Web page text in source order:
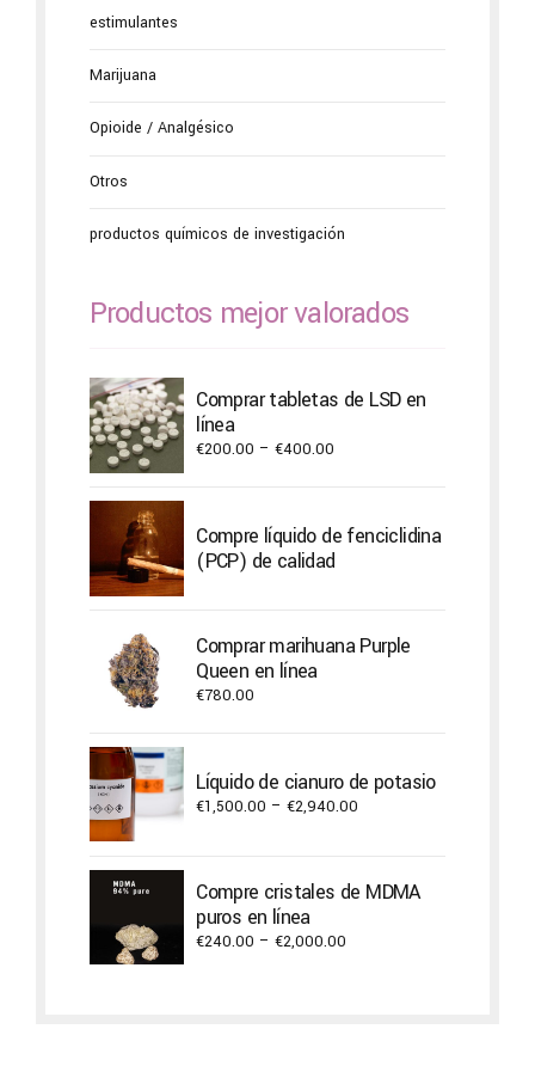
estimulantes
Marijuana
Opioide / Analgésico
Otros
productos químicos de investigación
Productos mejor valorados
Comprar tabletas de LSD en
línea
€200.00 – €400.00
through
€400.00
Compre líquido de fenciclidina
(PCP) de calidad
Comprar marihuana Purple
Queen en línea
€780.00
Líquido de cianuro de potasio
€1,500.00 – €2,940.00
through
€2,940.00
Compre cristales de MDMA
puros en línea
€240.00 – €2,000.00